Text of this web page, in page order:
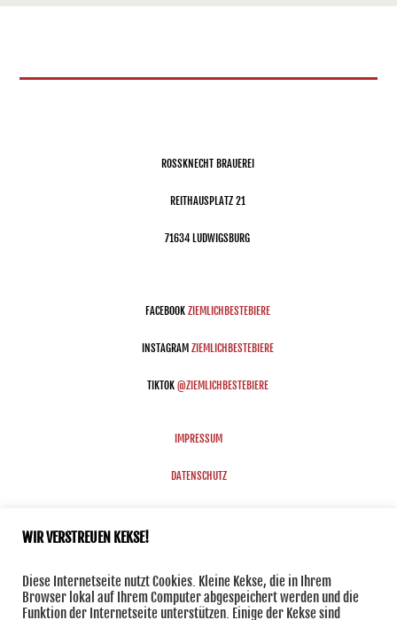
ROSSKNECHT BRAUEREI
REITHAUSPLATZ 21
71634 LUDWIGSBURG
FACEBOOK ZIEMLICHBESTEBIERE
INSTAGRAM ZIEMLICHBESTEBIERE
TIKTOK @ZIEMLICHBESTEBIERE
IMPRESSUM
DATENSCHUTZ
WIR VERSTREUEN KEKSE!
Diese Internetseite nutzt Cookies. Kleine Kekse, die in Ihrem
Browser lokal auf Ihrem Computer abgespeichert werden und die
Funktion der Internetseite unterstützen. Einige der Kekse sind